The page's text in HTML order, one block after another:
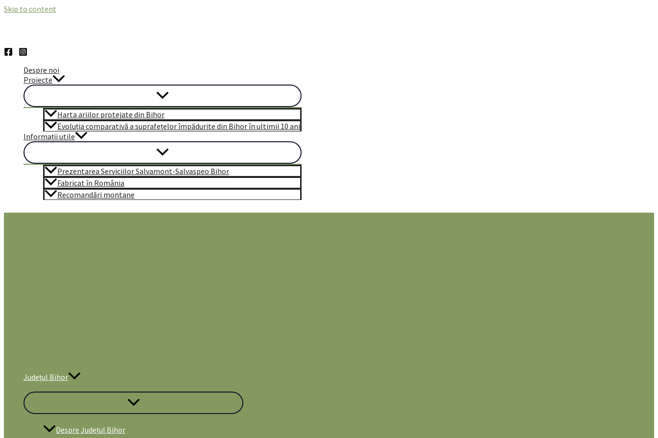
Skip to content
Despre noi
Proiecte
Harta ariilor protejate din Bihor
Evoluția comparativă a suprafețelor împădurite din Bihor în ultimii 10 ani
Informații utile
Prezentarea Serviciilor Salvamont-Salvaspeo Bihor
Fabricat în România
Recomandări montane
Județul Bihor
Despre Județul Bihor